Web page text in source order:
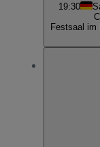
19:30
Festsaal im